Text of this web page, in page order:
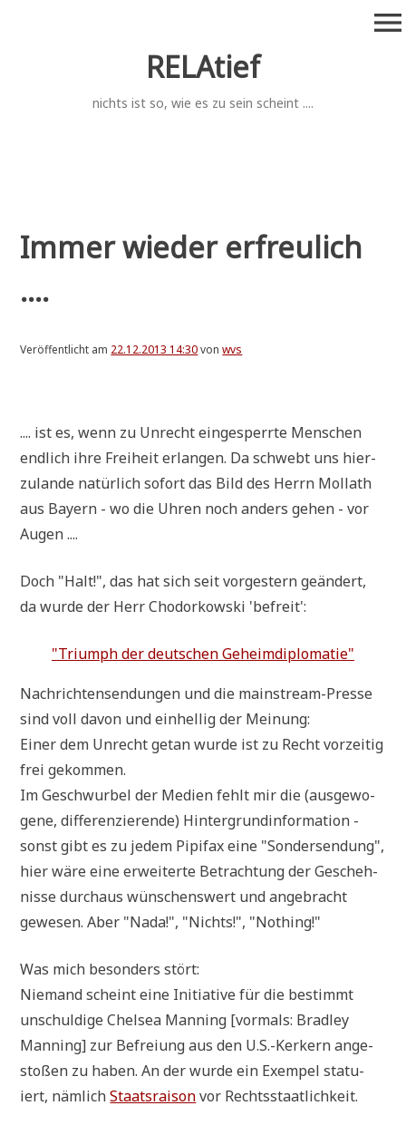
RELAtief
nichts ist so, wie es zu sein scheint ....
menu
Immer wieder erfreulich
....
Veröffentlicht am 22.12.2013 14:30vonwvs
.... ist es, wenn zu Unrecht ein­ge­sperr­te Men­schen
end­lich ihre Frei­heit erlan­gen. Da schwebt uns hier­
zu­lan­de natür­lich sofort das Bild des Herrn Mollath
aus Bay­ern - wo die Uhren noch anders gehen - vor
Augen ....
Doch "Halt!", das hat sich seit vor­ge­stern geän­dert,
da wur­de der Herr Cho­dor­kow­ski 'befreit':
"Tri­umph der deut­schen Geheimdiplomatie"
Nach­rich­ten­sen­dun­gen und die main­stream-Pres­se
sind voll davon und ein­hel­lig der Meinung:
Einer dem Unrecht getan wur­de ist zu Recht vor­zei­tig
frei gekommen.
Im Geschwur­bel der Medi­en fehlt mir die (aus­ge­wo­
ge­ne, dif­fe­ren­zie­ren­de) Hin­ter­grund­in­for­ma­ti­on -
sonst gibt es zu jedem Pipi­fax eine "Son­der­sen­dung",
hier wäre eine erwei­ter­te Betrach­tung der Gescheh­
nis­se durch­aus wün­schens­wert und ange­bracht
gewe­sen. Aber "Nada!", "Nichts!", "Not­hing!"
Was mich beson­ders stört:
Nie­mand scheint eine Initia­ti­ve für die bestimmt
unschul­di­ge Chel­sea Man­ning [vor­mals: Brad­ley
Man­ning] zur Befrei­ung aus den U.S.-Kerkern ange­
sto­ßen zu haben. An der wur­de ein Exem­pel sta­tu­
iert, näm­lichStaats­rai­sonvor Rechtsstaatlichkeit.